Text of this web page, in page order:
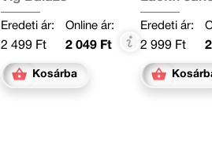
Eredeti ár:
2 499 Ft
Online ár:
2 049 Ft
Kosárba
Eredeti ár:
2 999 Ft